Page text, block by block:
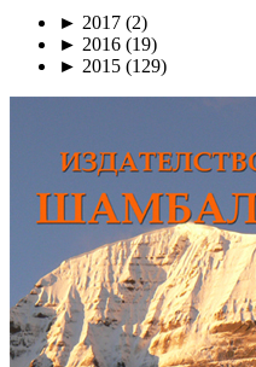
► 2017 (2)
► 2016 (19)
► 2015 (129)